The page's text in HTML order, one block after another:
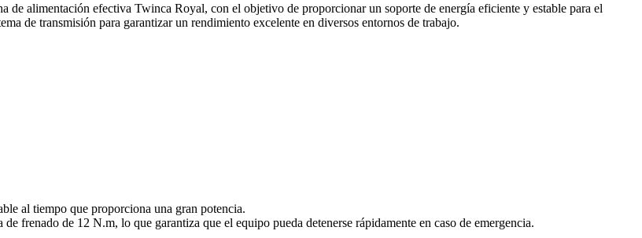
alimentación efectiva Twinca Royal, con el objetivo de proporcionar un soporte de energía eficiente y estable para el
de transmisión para garantizar un rendimiento excelente en diversos entornos de trabajo.
al tiempo que proporciona una gran potencia.
frenado de 12 N.m, lo que garantiza que el equipo pueda detenerse rápidamente en caso de emergencia.